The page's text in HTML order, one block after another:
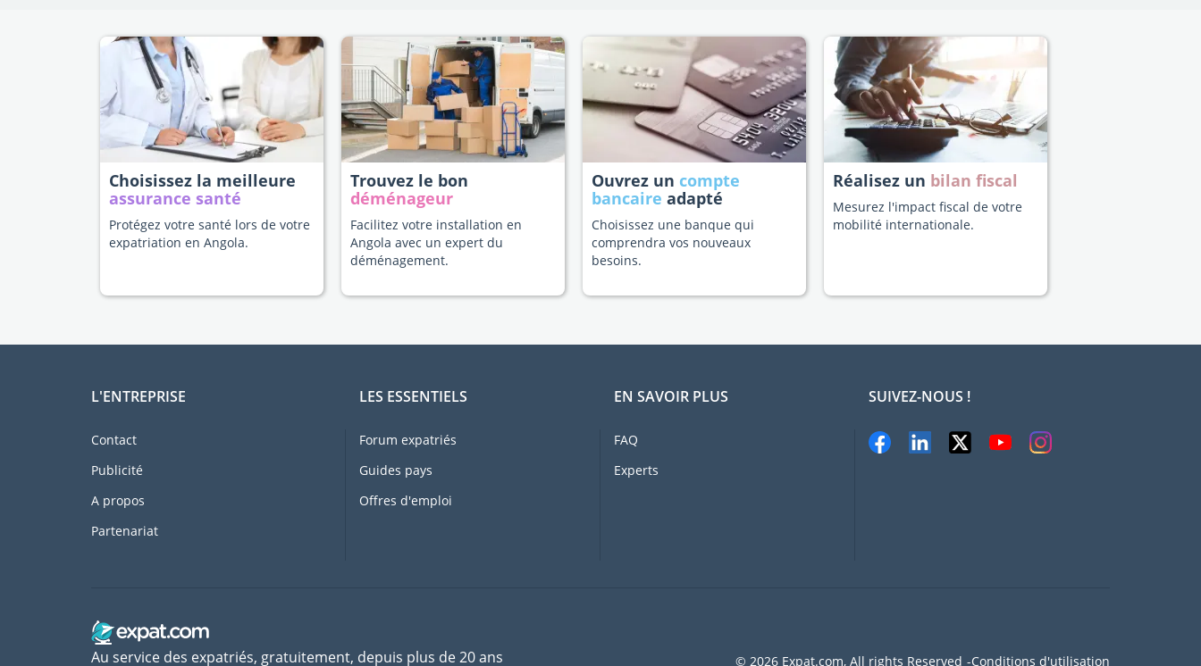
Choisissez la meilleure
assurance santé
Protégez votre santé lors de votre
expatriation en Angola.
Trouvez le bon
déménageur
Facilitez votre installation en
Angola avec un expert du
déménagement.
Ouvrez un compte
bancaire adapté
Choisissez une banque qui
comprendra vos nouveaux
besoins.
Réalisez un bilan fiscal
Mesurez l'impact fiscal de votre
mobilité internationale.
L'ENTREPRISE
Contact
Publicité
A propos
Partenariat
LES ESSENTIELS
Forum expatriés
Guides pays
Offres d'emploi
EN SAVOIR PLUS
FAQ
Experts
SUIVEZ-NOUS !
© 2026 Expat.com, All rights Reserved Conditions d'utilisation
Au service des expatriés, gratuitement, depuis plus de 20 ans